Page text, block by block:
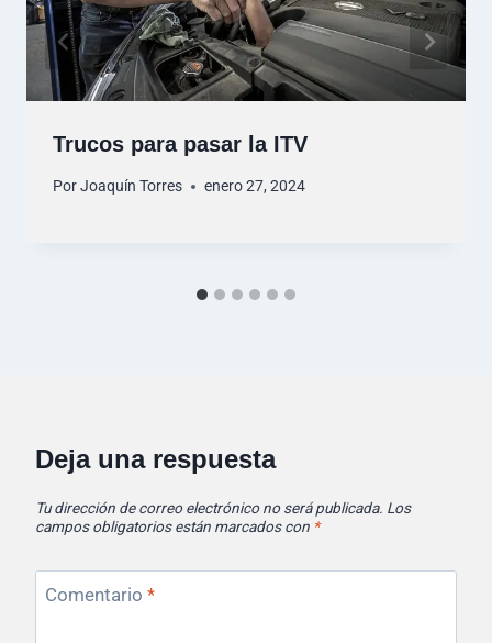
Trucos para pasar la ITV
PorJoaquín Torres enero 27, 2024
Deja una respuesta
Tu dirección de correo electrónico no será publicada. Los
campos obligatorios están marcados con *
Comentario *